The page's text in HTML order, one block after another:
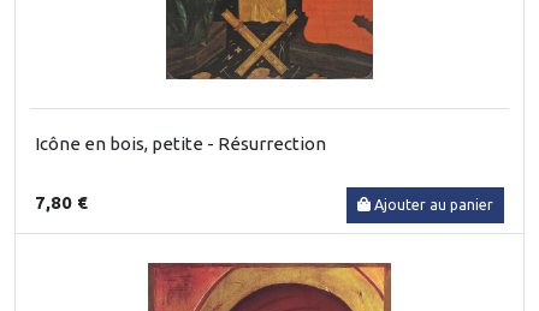
Icône en bois, petite - Résurrection
7,80 € Ajouter au panier